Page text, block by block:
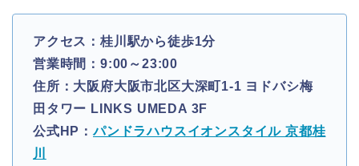
アクセス：桂川駅から徒歩1分
営業時間：9:00～23:00
住所：大阪府大阪市北区大深町1-1 ヨドバシ梅
田タワー LINKS UMEDA 3F
公式HP：パンドラハウスイオンスタイル 京都桂
川